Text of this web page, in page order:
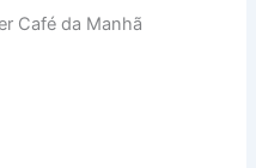
Café da Manhã